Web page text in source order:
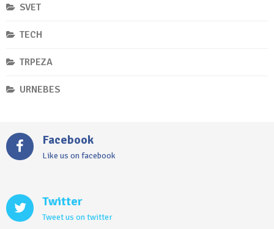
SVET
TECH
TRPEZA
URNEBES
Facebook
Like us on facebook
Twitter
Tweet us on twitter